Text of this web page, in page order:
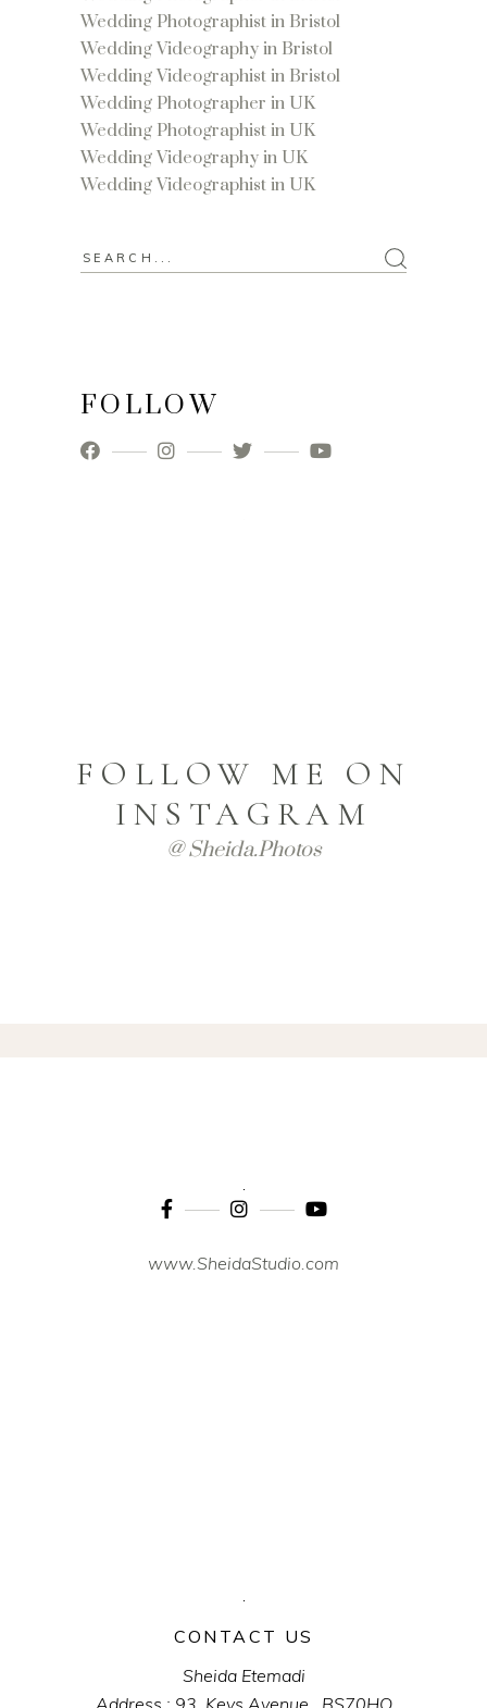
Wedding Photographist in Bristol
Wedding Videography in Bristol
Wedding Videographist in Bristol
Wedding Photographer in UK
Wedding Photographist in UK
Wedding Videography in UK
Wedding Videographist in UK
Search
FOLLOW
FOLLOW ME ON
INSTAGRAM
@ Sheida.photos
www.SheidaStudio.com
CONTACT US
Sheida Etemadi
Address : 93, Keys Avenue , BS70HQ